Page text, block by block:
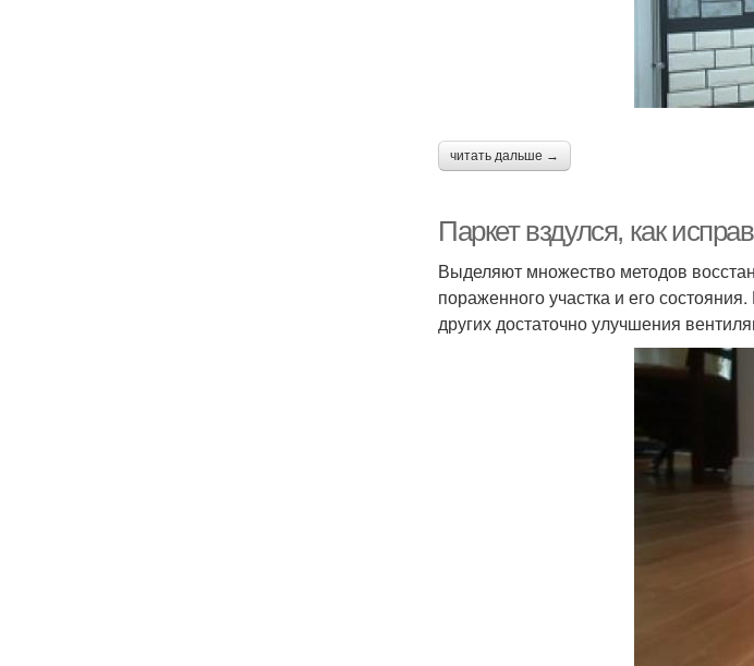
читать дальше →
Паркет вздулся, как
Выделяют множество методов
пораженного участка и его
других достаточно улучшения